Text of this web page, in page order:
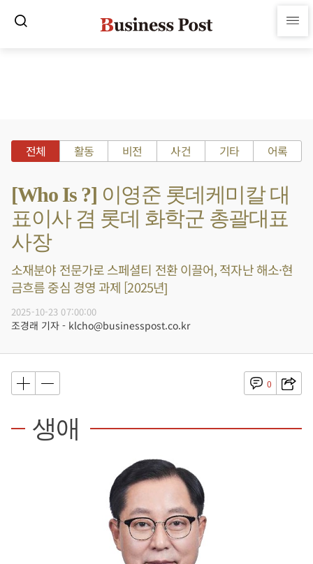
전체 활동 비전 사건 기타 어록
[Who Is ?] 이영준 롯데케미칼 대
표이사 겸 롯데 화학군 총괄대표
사장
소재분야 전문가로 스페셜티 전환 이끌어, 적자난 해소·현
금흐름 중심 경영 과제 [2025년]
2025-10-23 07:00:00
조경래 기자 - klcho@businesspost.co.kr
0
생애